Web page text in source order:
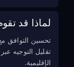
لماذا قد
تحسين التوافق
تقليل التوجيه
الإقليمية.